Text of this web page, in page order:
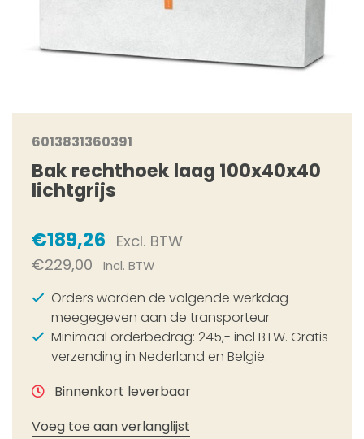
6013831360391
Bak rechthoek laag 100x40x40
lichtgrijs
€189,26 Excl. BTW
€229,00
Incl. BTW
Orders worden de volgende werkdag
meegegeven aan de transporteur
Minimaal orderbedrag: 245,- incl BTW. Gratis
verzending in Nederland en België.
Binnenkort leverbaar
Voeg toe aan verlanglijst